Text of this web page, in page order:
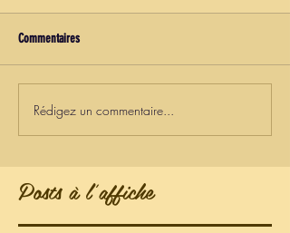
Commentaires
Rédigez un commentaire...
Posts à l'affiche